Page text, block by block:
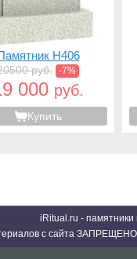
H406
руб. -7%
000 руб.
Купить
iRitual.ru -
с сайта